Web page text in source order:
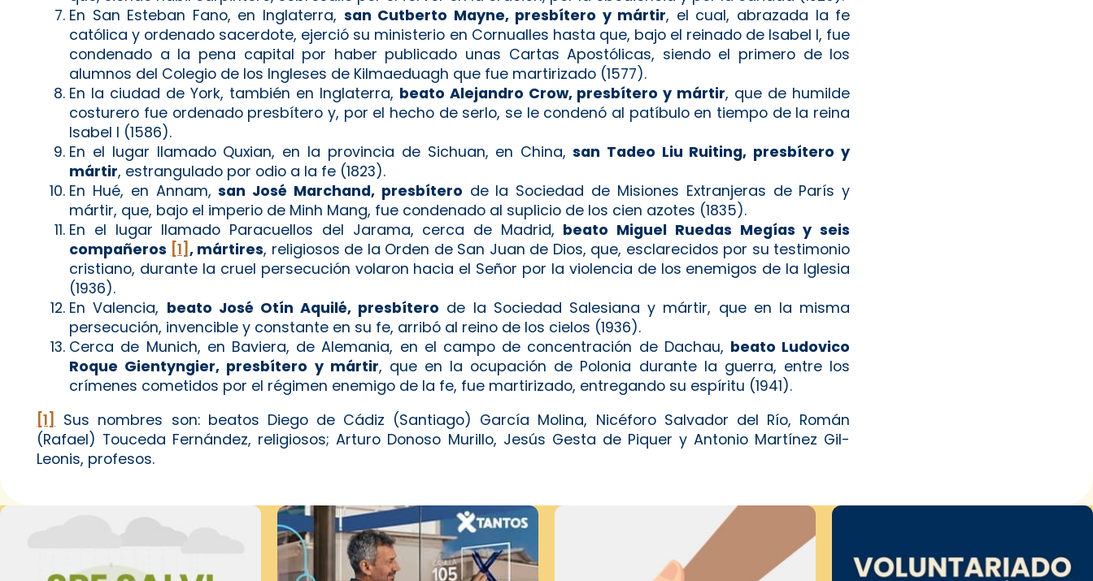
En San Esteban Fano, en Inglaterra, san Cutberto Mayne, presbítero y mártir, el cual, abrazada la fe
católica y ordenado sacerdote, ejerció su ministerio en Cornualles hasta que, bajo el reinado de Isabel I, fue
condenado a la pena capital por haber publicado unas Cartas Apostólicas, siendo el primero de los
alumnos del Colegio de los Ingleses de Kilmaeduagh que fue martirizado (1577).
En la ciudad de York, también en Inglaterra, beato Alejandro Crow, presbítero y mártir, que de humilde
costurero fue ordenado presbítero y, por el hecho de serlo, se le condenó al patíbulo en tiempo de la reina
Isabel I (1586).
En el lugar llamado Quxian, en la provincia de Sichuan, en China, san Tadeo Liu Ruiting, presbítero y
mártir, estrangulado por odio a la fe (1823).
En Hué, en Annam,san José Marchand, presbítero de la Sociedad de Misiones Extranjeras de París y
mártir, que, bajo el imperio de Minh Mang, fue condenado al suplicio de los cien azotes (1835).
En el lugar llamado Paracuellos del Jarama, cerca de Madrid, beato Miguel Ruedas Megías y seis
compañeros [1] , mártires, religiosos de la Orden de San Juan de Dios, que, esclarecidos por su testimonio
cristiano, durante la cruel persecución volaron hacia el Señor por la violencia de los enemigos de la Iglesia
(1936).
En Valencia, beato José Otín Aquilé, presbítero de la Sociedad Salesiana y mártir, que en la misma
persecución, invencible y constante en su fe, arribó al reino de los cielos (1936).
Cerca de Munich, en Baviera, de Alemania, en el campo de concentración de Dachau, beato Ludovico
Roque Gientyngier, presbítero y mártir, que en la ocupación de Polonia durante la guerra, entre los
crímenes cometidos por el régimen enemigo de la fe, fue martirizado, entregando su espíritu (1941).
[1]
Sus nombres son: beatos Diego de Cádiz (Santiago) García Molina, Nicéforo Salvador del Río, Román
(Rafael) Touceda Fernández, religiosos; Arturo Donoso Murillo, Jesús Gesta de Piquer y Antonio Martínez Gil-
Leonis, profesos.